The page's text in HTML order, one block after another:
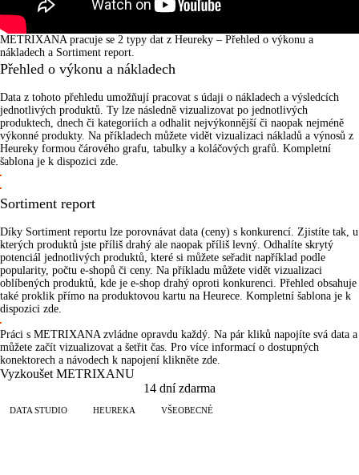
METRIXANA pracuje se 2 typy dat z Heureky – Přehled o výkonu a
nákladech a Sortiment report.
Přehled o výkonu a nákladech
Data z tohoto přehledu umožňují pracovat s údaji o nákladech a výsledcích
jednotlivých produktů . Ty lze následně vizualizovat po jednotlivých
produktech, dnech či kategoriích a odhalit nejvýkonnější či naopak nejméně
výkonné produkty. Na příkladech můžete vidět vizualizaci nákladů a výnosů z
Heureky formou čárového grafu, tabulky a koláčových grafů. Kompletní
šablona je k dispozici zde
Sortiment report
Díky Sortiment reportu lze porovnávat data (ceny) s konkurencí. Zjistíte tak, u
kterých produktů jste příliš drahý ale naopak příliš levný. Odhalíte skrytý
potenciál jednotlivých produktů, které si můžete seřadit například podle
popularity, počtu e-shopů či ceny. Na příkladu můžete vidět vizualizaci
oblíbených produktů, kde je e-shop drahý oproti konkurenci. Přehled obsahuje
také proklik přímo na produktovou kartu na Heurece. Kompletní šablona je k
dispozici zde.
Práci s METRIXANA zvládne opravdu každý. Na pár kliků napojíte svá data a
můžete začít vizualizovat a šetřit čas. Pro více informací o dostupných
konektorech a návodech k napojení klikněte zde.
Vyzkoušet METRIXANU
14 dní zdarma
DATA STUDIO HEUREKA VŠEOBECNÉ